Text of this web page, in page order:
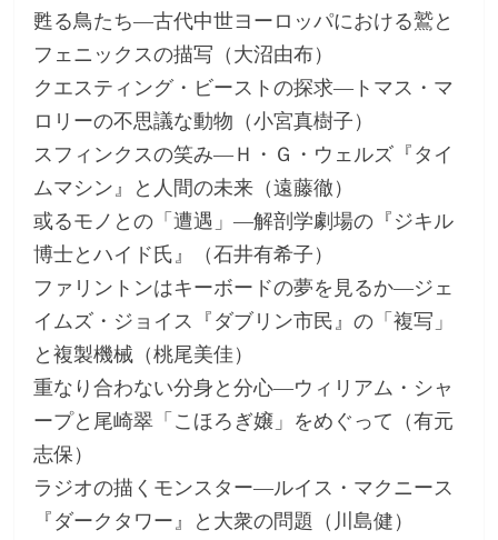
甦る鳥たち―古代中世ヨーロッパにおける鷲と
フェニックスの描写（大沼由布）
クエスティング・ビーストの探求―トマス・マ
ロリーの不思議な動物（小宮真樹子）
スフィンクスの笑み―Ｈ・Ｇ・ウェルズ『タイ
ムマシン』と人間の未来（遠藤徹）
或るモノとの「遭遇」―解剖学劇場の『ジキル
博士とハイド氏』（石井有希子）
ファリントンはキーボードの夢を見るか―ジェ
イムズ・ジョイス『ダブリン市民』の「複写」
と複製機械（桃尾美佳）
重なり合わない分身と分心―ウィリアム・シャ
ープと尾崎翠「こほろぎ嬢」をめぐって（有元
志保）
ラジオの描くモンスター―ルイス・マクニース
『ダークタワー』と大衆の問題（川島健）